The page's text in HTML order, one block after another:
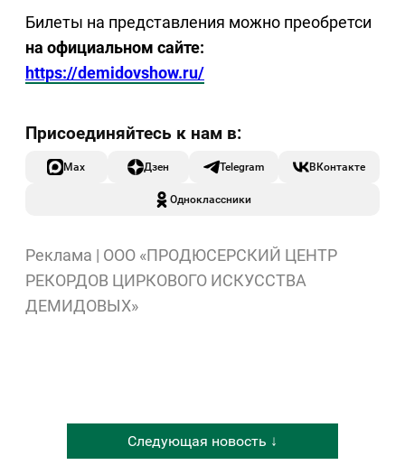
Билеты на представления можно преобретси
на официальном сайте:
https://demidovshow.ru/
Max Дзен Telegram ВКонтакте
Одноклассники
Реклама | ООО «ПРОДЮСЕРСКИЙ ЦЕНТР
РЕКОРДОВ ЦИРКОВОГО ИСКУССТВА
ДЕМИДОВЫХ»
Следующая новость ↓